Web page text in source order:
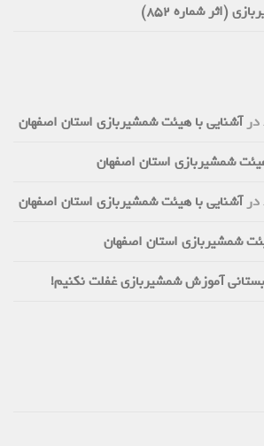
شماره 852)
آشنایی با هیئت شمشیربازی استان اصفهان
شمشیربازی استان اصفهان
آشنایی با هیئت شمشیربازی استان اصفهان
شمشیربازی استان اصفهان
آموزش شمشیربازی غفلت نکنیم!